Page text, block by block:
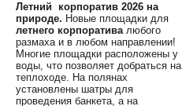
Летний корпоратив 2026 на
природе. Новые площадки для
летнего корпоративалюбого
размаха и в любом направлении!
Многие площадки расположены у
воды, что позволяет добраться на
теплоходе. На полянах
установлены шатры для
проведения банкета, а на